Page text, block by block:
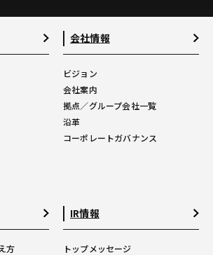
会社情報
ビジョン
会社案内
拠点／グループ会社一覧
沿革
コーポレートガバナンス
方
IR情報
トップメッセージ